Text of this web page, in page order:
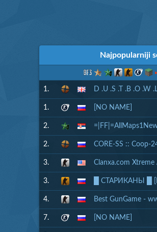
Najpopularniji
1. D .U .S .T .B .O .W
1. [NO NAME]
2.
2. CORE-SS :: Coop-
3. Clanxa.com Xtreme
3. █ СТАРИКАНЫ █
4. Best GunGame -
7. [NO NAME]